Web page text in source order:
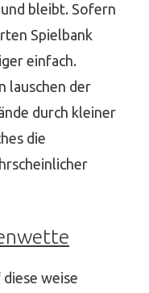
bleibt. Sofern
Spielbank
einfach.
lauschen der
durch kleiner
die
weise